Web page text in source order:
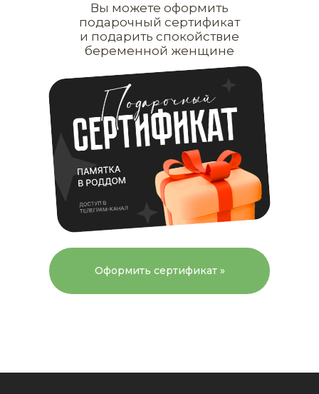
Вы можете оформить
подарочный сертификат
и подарить спокойствие
беременной женщине
Оформить сертификат »